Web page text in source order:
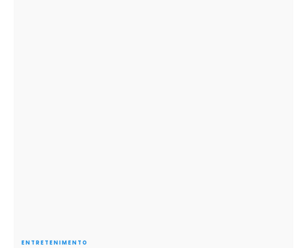
ENTRETENIMENTO